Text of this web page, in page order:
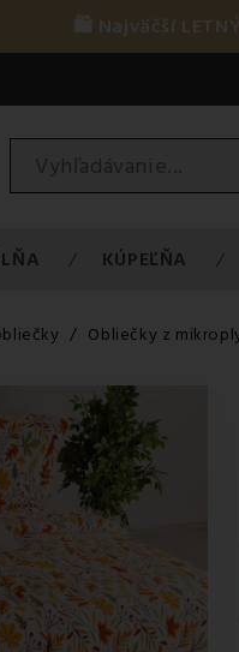
🛍️ Najväčší
KÚPEĽŇA
Obliečky z